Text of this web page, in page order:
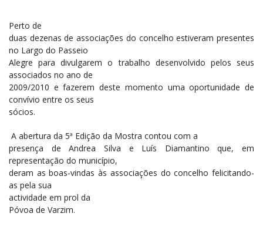
Perto de
duas dezenas de associações do concelho estiveram presentes
no Largo do Passeio
Alegre para divulgarem o trabalho desenvolvido pelos seus
associados no ano de
2009/2010 e fazerem deste momento uma oportunidade de
convívio entre os seus
sócios.
A abertura da 5ª Edição da Mostra contou com a
presença de Andrea Silva e Luís Diamantino que, em
representação do município,
deram as boas-vindas às associações do concelho felicitando-
as pela sua
actividade em prol da
Póvoa de Varzim.